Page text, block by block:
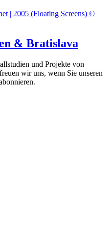
& Bratislava
und Projekte von
wir uns, wenn Sie unseren